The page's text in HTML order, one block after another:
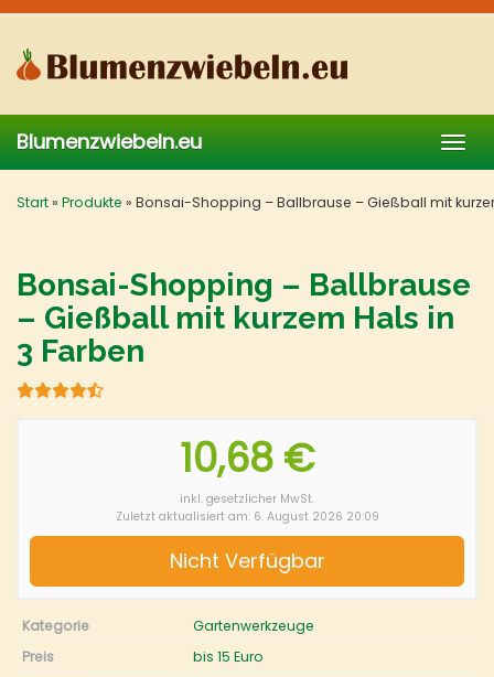
Skip
main
content
Blumenzwiebeln.eu
Start» Produkte » Bonsai-Shopping – Ballbrause – Gießball mit
Bonsai-Shopping – Ballbrause
– Gießball mit kurzem Hals in
3 Farben
10,68 €
inkl. gesetzlicher MwSt.
Zuletzt aktualisiert am: 6. August 2026 20:09
Nicht Verfügbar
Kategorie
Gartenwerkzeuge
Preis
bis 15 Euro